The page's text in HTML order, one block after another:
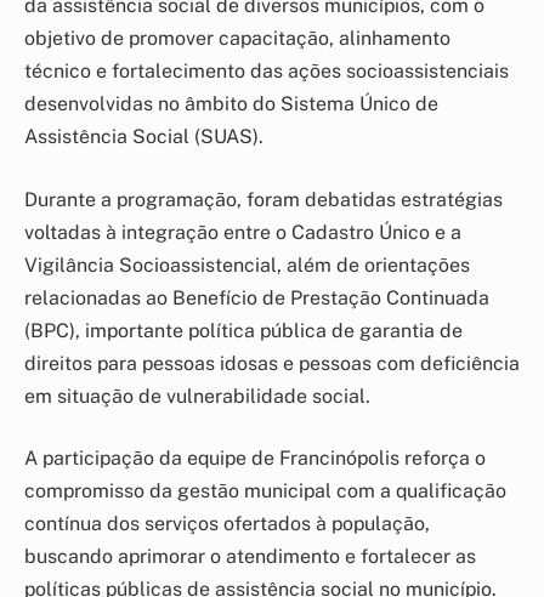
da assistência social de diversos municípios, com o
objetivo de promover capacitação, alinhamento
técnico e fortalecimento das ações socioassistenciais
desenvolvidas no âmbito do Sistema Único de
Assistência Social (SUAS).
Durante a programação, foram debatidas estratégias
voltadas à integração entre o Cadastro Único e a
Vigilância Socioassistencial, além de orientações
relacionadas ao Benefício de Prestação Continuada
(BPC), importante política pública de garantia de
direitos para pessoas idosas e pessoas com deficiência
em situação de vulnerabilidade social.
A participação da equipe de Francinópolis reforça o
compromisso da gestão municipal com a qualificação
contínua dos serviços ofertados à população,
buscando aprimorar o atendimento e fortalecer as
políticas públicas de assistência social no município.